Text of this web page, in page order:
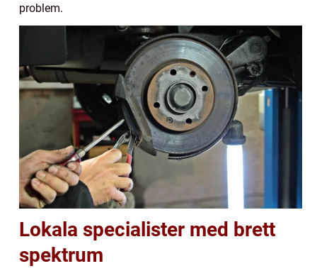
problem.
Lokala specialister med brett
spektrum